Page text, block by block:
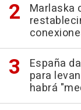
Marlaska
España
para
habrá